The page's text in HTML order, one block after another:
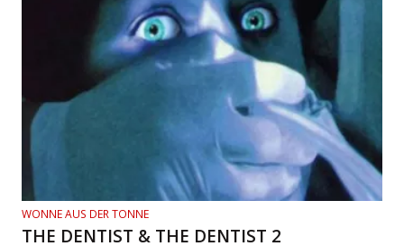
WONNE AUS DER TONNE
THE DENTIST & THE DENTIST 2